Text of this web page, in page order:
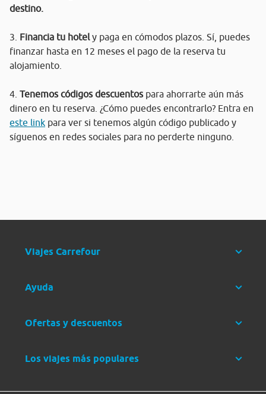
destino.
3. Financia tu hotely paga en cómodos plazos. Sí, puedes
finanzar hasta en 12 meses el pago de la reserva tu
alojamiento.
4. Tenemos códigos descuentos para ahorrarte aún más
dinero en tu reserva. ¿Cómo puedes encontrarlo? Entra en
este link para ver si tenemos algún código publicado y
síguenos en redes sociales para no perderte ninguno.
Viajes Carrefour
Ayuda
Ofertas y descuentos
Los viajes más populares